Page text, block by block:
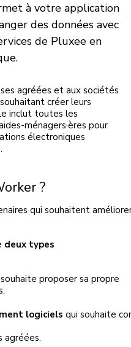
à votre application
des données avec
de Pluxee en
agréées et aux sociétés
créer leurs
inclut toutes les
ménagers·ères pour
électroniques
?
qui souhaitent
deux types
proposer sa propre
logiciels qui souhaite
agréées.